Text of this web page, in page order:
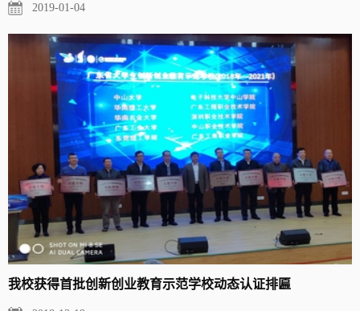
2019-01-04
我校获得首批创新创业教育示范学校动态认证排匾